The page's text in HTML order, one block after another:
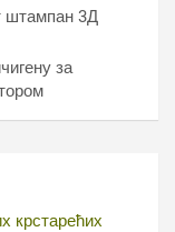
штампан 3Д
за
крстарећих